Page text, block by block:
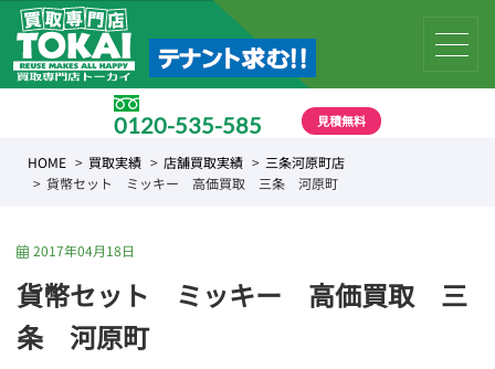
0120-535-585 見積無料
HOME 買取実績 店舗買取実績
三条河原町店
貨幣セット ミッキー 高価買取 三条 河原町
2017年04月18日
貨幣セット ミッキー 高価買取 三
条 河原町